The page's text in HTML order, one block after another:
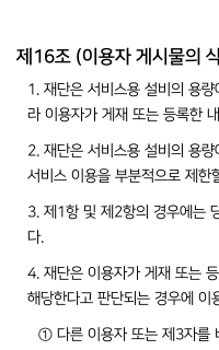
제16조 (이용자 게시물의
1. 재단은 서비스용 설비의 용
라 이용자가 게재 또는 등록한
2. 재단은 서비스용 설비의 용
서비스 이용을 부분적으로 제한
3. 제1항 및 제2항의 경우에는
다.
4. 재단은 이용자가 게재 또는
해당한다고 판단되는 경우에 이
① 다른 이용자 또는 제3자를